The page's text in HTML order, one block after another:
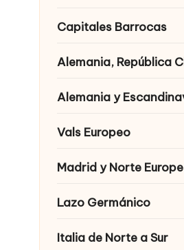
Capitales Barrocas
Alemania, República
Alemania y
Vals Europeo
Madrid y Norte
Lazo Germánico
Italia de Norte a Sur